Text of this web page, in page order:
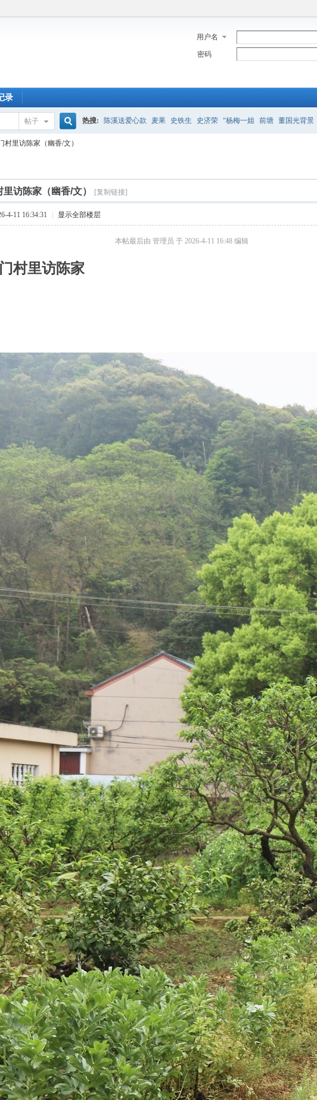
用户名
密码
录
帖子
搜
索
热搜: 陈溪送爱心款 麦果 史铁生 史济荣 “杨梅一姐 前塘 董国光背景
村里访陈家（幽香/文）
访陈家（幽香/文） [复制链接]
4-11 16:34:31 显示全部楼层
本帖最后由 管理员 于 2026-4-11 16:48 编辑
村里访陈家